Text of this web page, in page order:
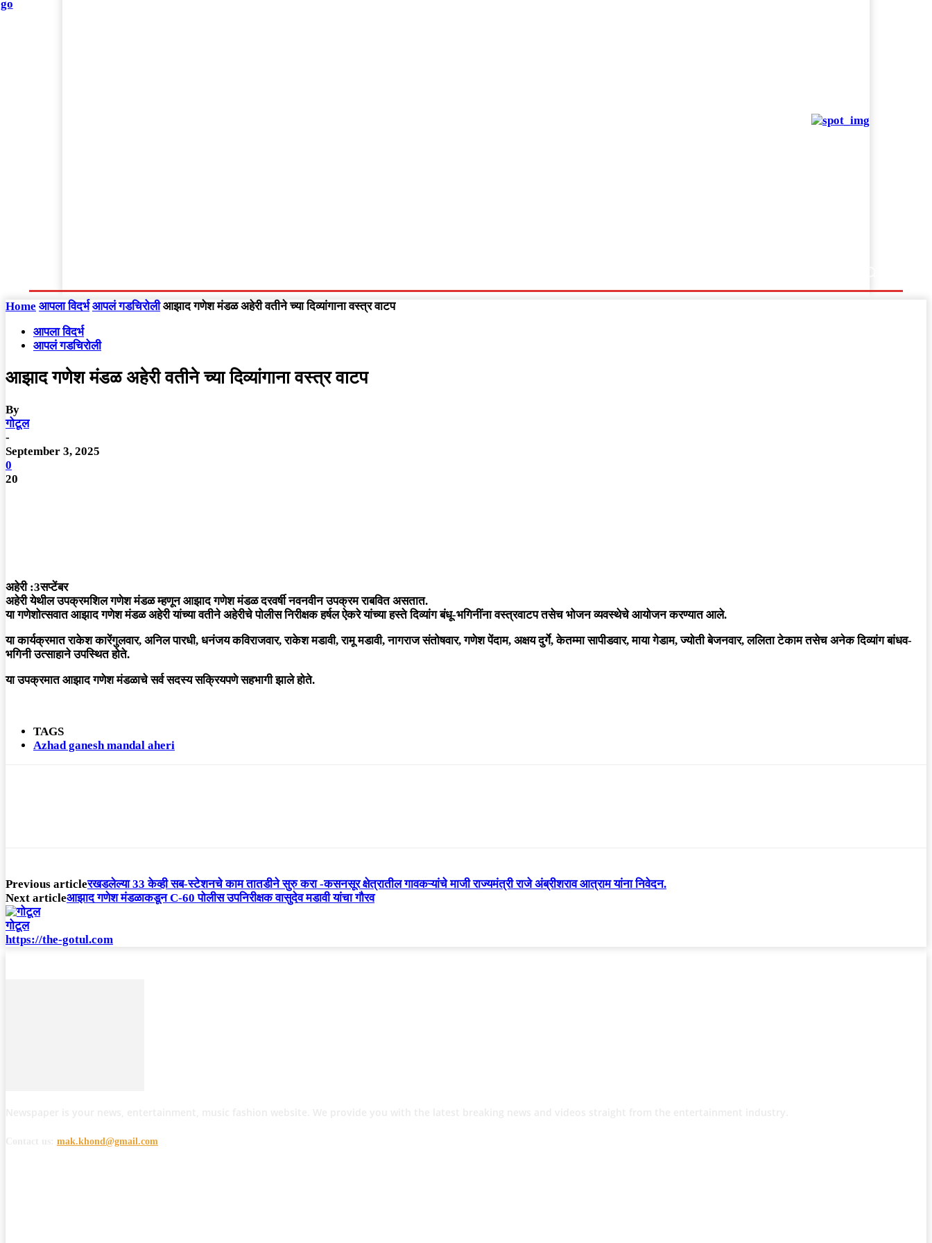
Home आपला विदर्भ आपलं गडचिरोली आझाद गणेश मंडळ अहेरी वतीने च्या दिव्यांगाना वस्त्र वाटप
आपला विदर्भ
आपलं गडचिरोली
आझाद गणेश मंडळ अहेरी वतीने च्या दिव्यांगाना वस्त्र वाटप
By
गोटूल
-
September 3, 2025
0
20
अहेरी :3सप्टेंबर
अहेरी येथील उपक्रमशिल गणेश मंडळ म्हणून आझाद गणेश मंडळ दरवर्षी नवनवीन उपक्रम राबवित असतात.
या गणेशोत्सवात आझाद गणेश मंडळ अहेरी यांच्या वतीने अहेरीचे पोलीस निरीक्षक हर्षल ऐकरे यांच्या हस्ते दिव्यांग बंधू-भगिनींना वस्त्रवाटप तसेच भोजन व्यवस्थेचे आयोजन करण्यात आले.
या कार्यक्रमात राकेश कारेंगुलवार, अनिल पारधी, धनंजय कविराजवार, राकेश मडावी, रामू मडावी, नागराज संतोषवार, गणेश पेंदाम, अक्षय दुर्गे, केतम्मा सापीडवार, माया गेडाम, ज्योती बेजनवार, ललिता टेकाम तसेच अनेक दिव्यांग बांधव-
भगिनी उत्साहाने उपस्थित होते.
या उपक्रमात आझाद गणेश मंडळाचे सर्व सदस्य सक्रियपणे सहभागी झाले होते.
TAGS
Azhad ganesh mandal aheri
Previous articleरखडलेल्या 33 केव्ही सब-स्टेशनचे काम तातडीने सुरु करा -कसनसूर क्षेत्रातील गावकऱ्यांचे माजी राज्यमंत्री राजे अंब्रीशराव आत्राम यांना निवेदन.
Next articleआझाद गणेश मंडळाकडून C-60 पोलीस उपनिरीक्षक वासुदेव मडावी यांचा गौरव
गोटूल
https://the-gotul.com
mak.khond@gmail.com